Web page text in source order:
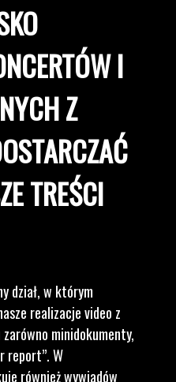
I
Z
TREŚCI
dział, w którym
realizacje video z
minidokumenty,
report”. W
również wywiadów